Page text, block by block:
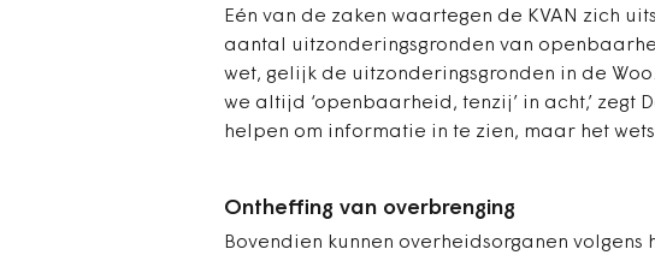
Eén van de zaken waartegen de KVAN zich
aantal uitzonderingsgronden van
wet, gelijk de uitzonderingsgronden in de
we altijd ‘openbaarheid, tenzij’ in acht,’ zegt
helpen om informatie in te zien, maar het
Ontheffing van overbrenging
Bovendien kunnen overheidsorganen volgens